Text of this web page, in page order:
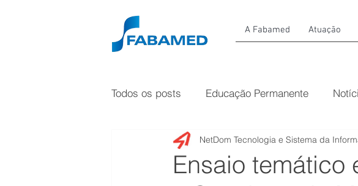
A Fabamed Atuação
Todos os posts Educação Permanente
Ensaio temático
NetDom Tecnologia e Sistema da